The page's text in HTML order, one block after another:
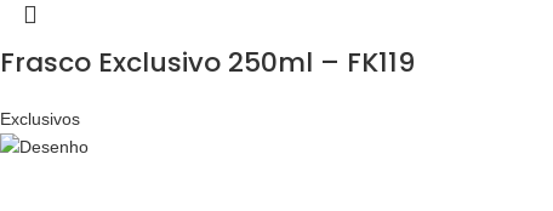
Frasco Exclusivo 250ml – FK119
Exclusivos